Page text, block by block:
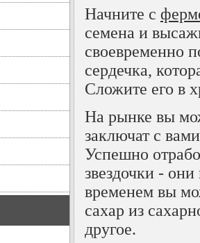
Начните с
семена и
своевременно
сердечка,
Сложите его в
На рынке вы
заключат с
Успешно
звездочки -
временем вы
сахар из
другое.